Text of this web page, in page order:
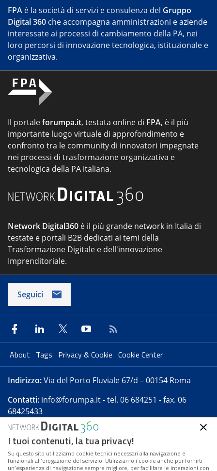
FPA è la società di servizi e consulenza del Gruppo
Digital 360 che accompagna amministrazioni e aziende
interessate ai processi di cambiamento della PA, nei
loro percorsi di innovazione tecnologica, istituzionale e
organizzativa.
Il portaleforumpa.it, testata online di FPA, è il più
importante luogo virtuale di approfondimento e
confronto tra le community di innovatori impegnate
nei processi di trasformazione organizzativa e
tecnologica della PA italiana.
Network Digital360 è il più grande network in Italia di
testate e portali B2B dedicati ai temi della
Trasformazione Digitale e dell'innovazione
Imprenditoriale.
Seguici
About Tags Privacy & Cookie Cookie Center
Indirizzo:Via del Porto Fluviale 67/d – 00154 Roma
Contatti: info@forumpa.it- tel. 06 684251 - fax. 06
68425433
Forumpa.itè una pubblicazione telematica iscritta
presso Registro della stampa del Tribunale di Roma -
Reg. n. 182 del 2 maggio 2008 - Direttore resp. Michela
I tuoi contenuti, la tua privacy!
Su questo sito utilizziamo cookie tecnici necessari alla navigazione e
funzionali all’erogazione del servizio. Utilizziamo i cookie anche per fornirti
un’esperienza di navigazione sempre migliore, per facilitare le interazioni con